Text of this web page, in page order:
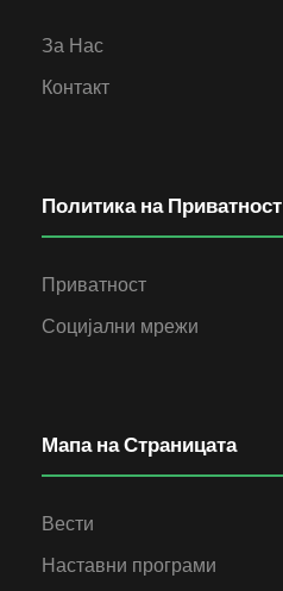
За Нас
Контакт
Политика на Приватност
Приватност
Социјални мрежи
Мапа на Страницата
Вести
Наставни програми